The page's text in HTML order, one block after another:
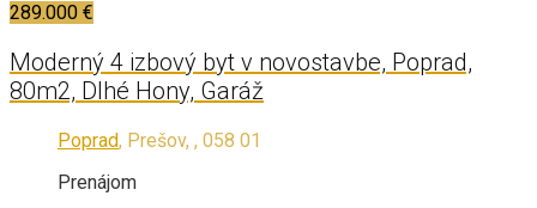
289.000 €
Moderný 4 izbový byt v novostavbe, Poprad,
80m2, Dlhé Hony, Garáž
Poprad, Prešov, , 058 01
Prenájom